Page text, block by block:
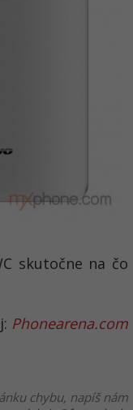
skutočne na čo
Phonearena.com
chybu, napíš nám